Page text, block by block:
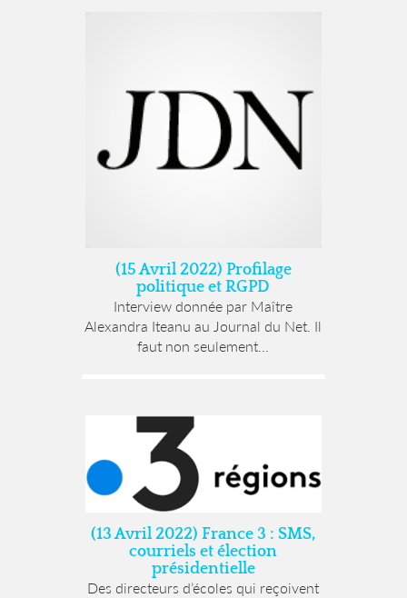
(15 Avril 2022) Profilage
politique et RGPD
Interview donnée par Maître
Alexandra Iteanu au Journal du Net. Il
faut non seulement...
(13 Avril 2022) France 3 : SMS,
courriels et élection
présidentielle
Des directeurs d’écoles qui reçoivent